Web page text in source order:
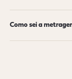
Como sei a